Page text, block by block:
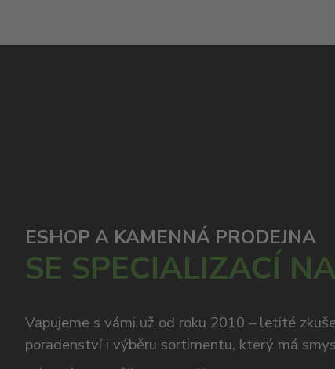
ESHOP A KAMENNÁ PRODEJNA
SE SPECIALIZACÍ
Vapujeme s vámi už od roku 2010 – letité
poradenství i výběru sortimentu, který má